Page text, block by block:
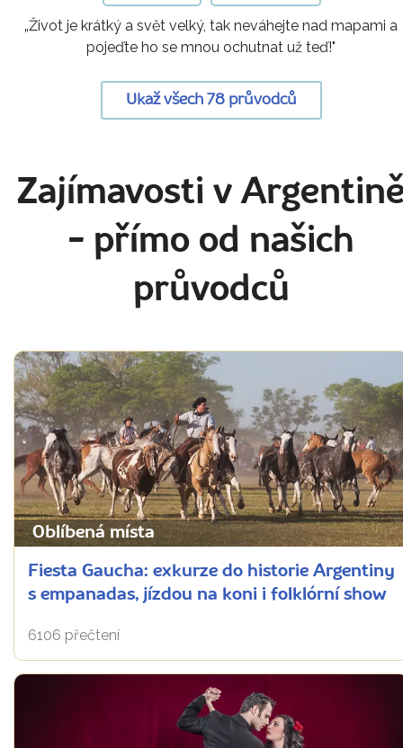
„Život je krátký a svět velký, tak neváhejte nad mapami a
pojeďte ho se mnou ochutnat už teď!"
Ukaž všech 78 průvodců
Zajímavosti v
- přímo od našich
průvodců
Oblíbená místa
Fiesta Gaucha: exkurze do historie Argentiny
s empanadas, jízdou na koni i folklórní show
6106 přečtení